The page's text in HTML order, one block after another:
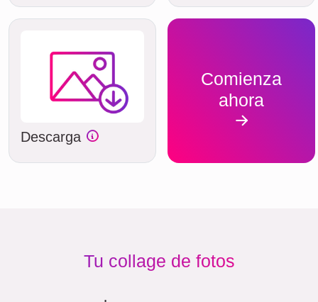
Descarga
Comienza
ahora
Tu collage de fotos